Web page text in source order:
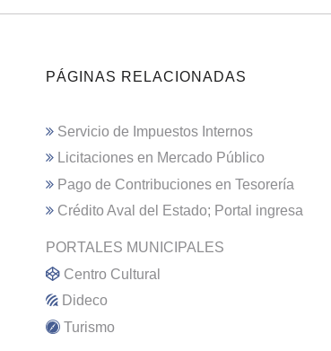
PÁGINAS RELACIONADAS
Servicio de Impuestos Internos
Licitaciones en Mercado Público
Pago de Contribuciones en Tesorería
Crédito Aval del Estado; Portal ingresa
PORTALES MUNICIPALES
Centro Cultural
Dideco
Turismo